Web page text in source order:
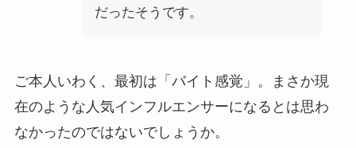
だったそうです。
ご本人いわく、最初は「バイト感覚」。まさか現
在のような人気インフルエンサーになるとは思わ
なかったのではないでしょうか。